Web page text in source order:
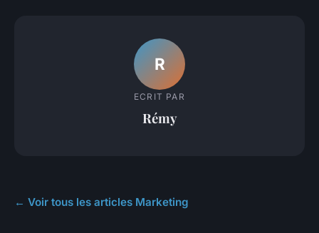
R
ECRIT PAR
Rémy
← Voir tous les articles Marketing